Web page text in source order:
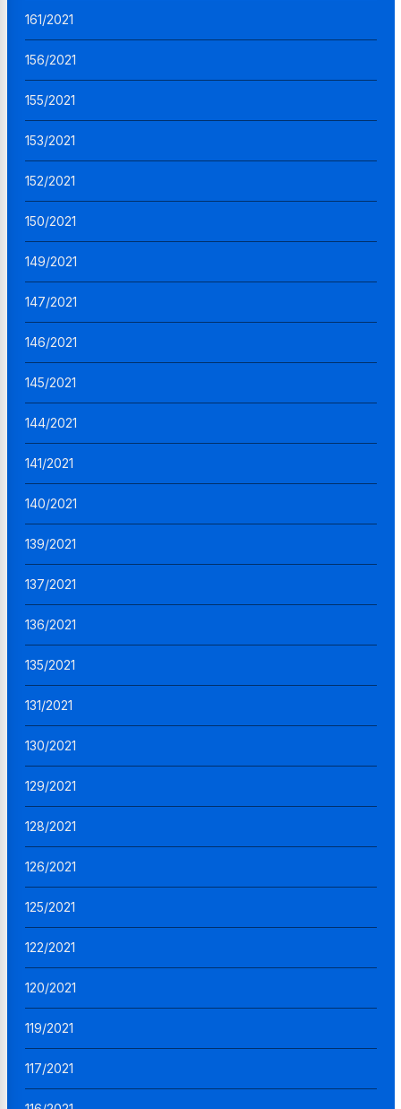
161/2021
156/2021
155/2021
153/2021
152/2021
150/2021
149/2021
147/2021
146/2021
145/2021
144/2021
141/2021
140/2021
139/2021
137/2021
136/2021
135/2021
131/2021
130/2021
129/2021
128/2021
126/2021
125/2021
122/2021
120/2021
119/2021
117/2021